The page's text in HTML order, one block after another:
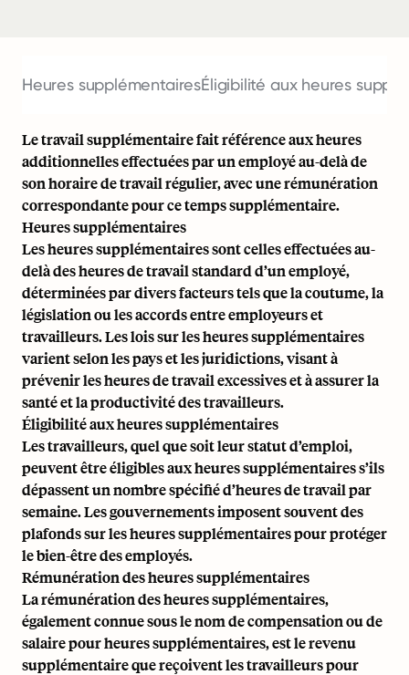
Heures supplémentairesÉligibilité aux heures
Le travail supplémentaire fait référence aux heures
additionnelles effectuées par un employé au-delà de
son horaire de travail régulier, avec une rémunération
correspondante pour ce temps supplémentaire.
Heures supplémentaires
Les heures supplémentaires sont celles effectuées au-
delà des heures de travail standard d’un employé,
déterminées par divers facteurs tels que la coutume, la
législation ou les accords entre employeurs et
travailleurs. Les lois sur les heures supplémentaires
varient selon les pays et les juridictions, visant à
prévenir les heures de travail excessives et à assurer la
santé et la productivité des travailleurs.
Éligibilité aux heures supplémentaires
Les travailleurs, quel que soit leur statut d’emploi,
peuvent être éligibles aux heures supplémentaires s’ils
dépassent un nombre spécifié d’heures de travail par
semaine. Les gouvernements imposent souvent des
plafonds sur les heures supplémentaires pour protéger
le bien-être des employés.
Rémunération des heures supplémentaires
La rémunération des heures supplémentaires,
également connue sous le nom de compensation ou de
salaire pour heures supplémentaires, est le revenu
supplémentaire que reçoivent les travailleurs pour